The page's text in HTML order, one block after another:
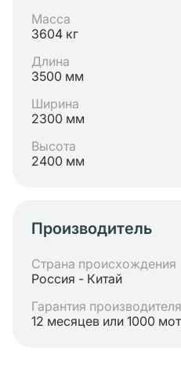
Масса
3604 кг
Длина
3500 мм
Ширина
2300 мм
Высота
2400 мм
Производитель
Страна происхождения
Россия - Китай
Гарантия производителя
12 месяцев или 1000